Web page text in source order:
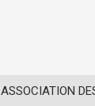
ASSOCIATION